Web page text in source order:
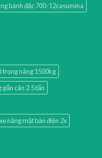
bánh đặc 700-12casumina
trọng nâng 1500kg
gắn cân 2.5 tấn
xe nâng mặt bàn điện 2x